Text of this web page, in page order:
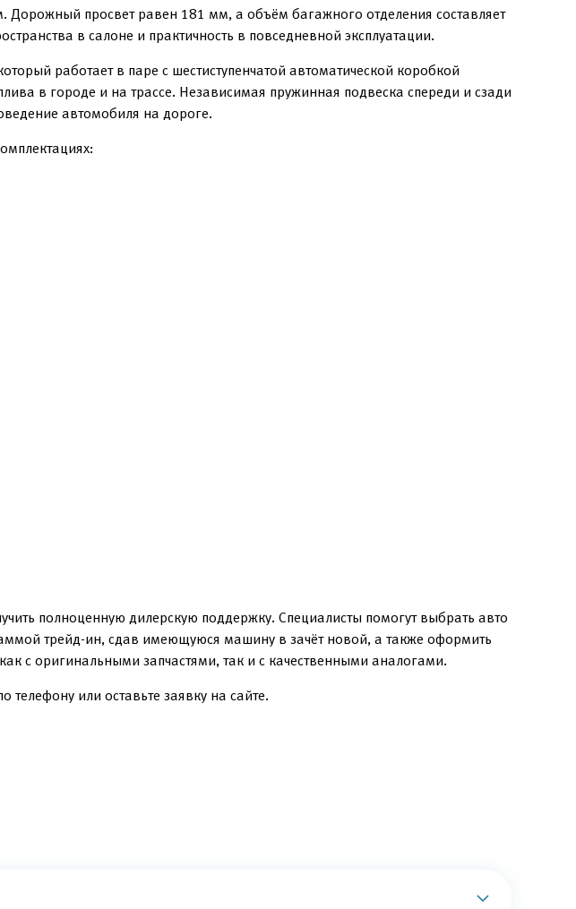
просвет равен 181 мм, а объём багажного отделения составляет
в салоне и практичность в повседневной эксплуатации.
работает в паре с шестиступенчатой автоматической коробкой
в городе и на трассе. Независимая пружинная подвеска спереди и сзади
автомобиля на дороге.
полноценную дилерскую поддержку. Специалисты помогут выбрать авто
трейд-ин, сдав имеющуюся машину в зачёт новой, а также оформить
с оригинальными запчастями, так и с качественными аналогами.
или оставьте заявку на сайте.